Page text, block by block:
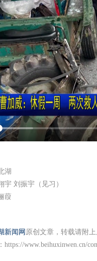
湖
宇 刘振宇（见习）
葭
新闻网 原创文章，转载请附
https://www.beihuxinwen.cn/